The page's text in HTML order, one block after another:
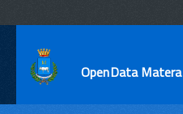
OpenData Matera